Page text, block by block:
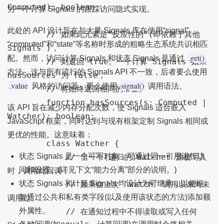
Computed): boolean;
        // 如果此元素是“反应性的”(即依赖于其他
Signals )，
        // 则返回 true。一个计算 Signals 如果
hasSources 为 false，
        // 将始终返回相同的常量。
        function hasSources(s: Computed |
Watcher): boolean;
            // 当一个(递归的)Watcher 源被写入
时，调用此回调，
            // 如果自上次 `watch` 调用以来尚未
调用过。
            // 在通知过程中不得读取或写入任何
另一个计算 Signals 的跟踪访问隐式实现。
此处的 API 设计旨在与大量 Signals 库在使用“signal”、
“computed”和“state”等名称时形成的粗略生态系统共识相匹
配。然而，访问计算 Signals 和状态 Signals 是通过 .get()
方法，这与所有流行的 Signals API 不一致，后者要么使用
.value 风格的访问器，要么使用 signal() 调用语法。
该 API 旨在减少内存分配次数，使 Signals 适合嵌入
JavaScript 框架，同时达到与现有框架定制 Signals 相同或
更优的性能。这意味着：
状态 Signals 是一个可写对象，可通过同一引用进行访
问和设置。(详见下文“能力分离”部分的说明。)
状态 Signals 和计算 Signals 均设计为可继承，以便框
架通过公共和私有类字段(以及使用该状态的方法)添加额
外属性。